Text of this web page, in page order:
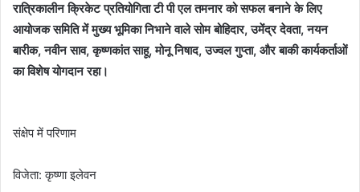
रात्रिकालीन क्रिकेट प्रतियोगिता टी पी एल तमनार को सफल बनाने के लिए
आयोजक समिति में मुख्य भूमिका निभाने वाले सोम बोहिदार, उमेंद्र देवता, नयन
बारीक, नवीन साव, कृष्णकांत साहू, मोनू निषाद, उज्वल गुप्ता, और बाकी कार्यकर्ताओं
का विशेष योगदान रहा।
संक्षेप में परिणाम
विजेता: कृष्णा इलेवन